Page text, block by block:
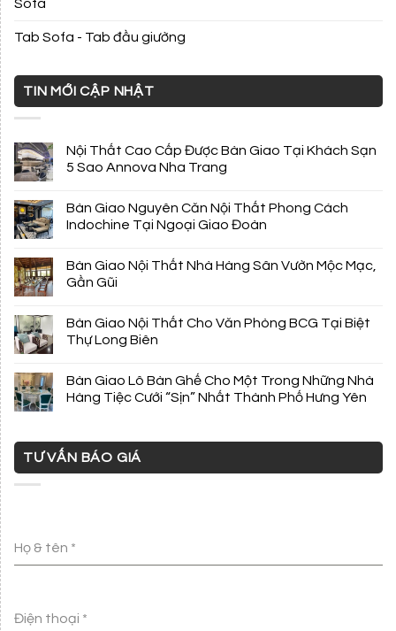
Sofa
Tab Sofa - Tab đầu giường
TIN MỚI CẬP NHẬT
Nội Thất Cao Cấp Được Bàn Giao Tại Khách Sạn
5 Sao Annova Nha Trang
Bàn Giao Nguyên Căn Nội Thất Phong Cách
Indochine Tại Ngoại Giao Đoàn
Bàn Giao Nội Thất Nhà Hàng Sân Vườn Mộc Mạc,
Gần Gũi
Bàn Giao Nội Thất Cho Văn Phòng BCG Tại Biệt
Thự Long Biên
Bàn Giao Lô Bàn Ghế Cho Một Trong Những Nhà
Hàng Tiệc Cưới “Sịn” Nhất Thành Phố Hưng Yên
TƯ VẤN BÁO GIÁ
Họ & tên *
Điện thoại *